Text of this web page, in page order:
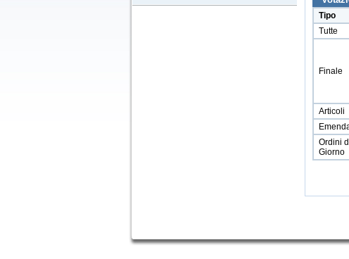
Tipo
Tutte
Finale
Articoli
Ordini
Giorno